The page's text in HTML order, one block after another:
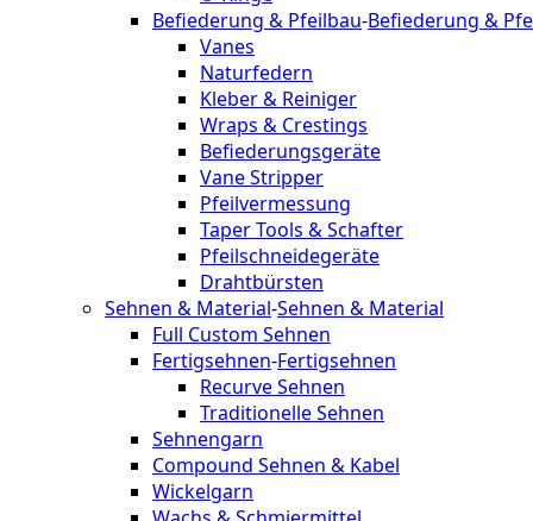
Befiederung & Pfeilbau-Befiederung &
Vanes
Naturfedern
Kleber & Reiniger
Wraps & Crestings
Befiederungsgeräte
Vane Stripper
Pfeilvermessung
Taper Tools & Schafter
Pfeilschneidegeräte
Drahtbürsten
Sehnen & Material-Sehnen & Material
Full Custom Sehnen
Fertigsehnen-Fertigsehnen
Recurve Sehnen
Traditionelle Sehnen
Sehnengarn
Compound Sehnen & Kabel
Wickelgarn